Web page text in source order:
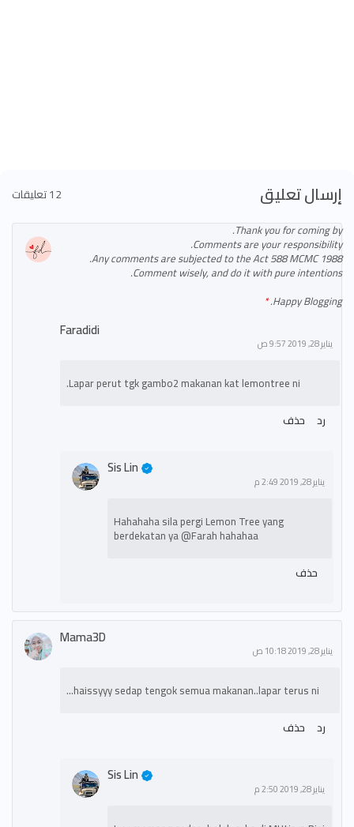
إرسال تعليق 12 تعليقات
Thank you for coming by.
Comments are your responsibility.
Any comments are subjected to the Act 588 MCMC 1988.
Comment wisely, and do it with pure intentions.
Happy Blogging.
Faradidi
يناير 28, 2019 9:57 ص
Lapar perut tgk gambo2 makanan kat lemontree ni.
رد
حذف
Sis Lin
يناير 28, 2019 2:49 م
Hahahaha sila pergi Lemon Tree yang
berdekatan ya @Farah hahahaa
حذف
Mama3D
يناير 28, 2019 10:18 ص
haissyyy sedap tengok semua makanan..lapar terus ni...
رد
حذف
Sis Lin
يناير 28, 2019 2:50 م